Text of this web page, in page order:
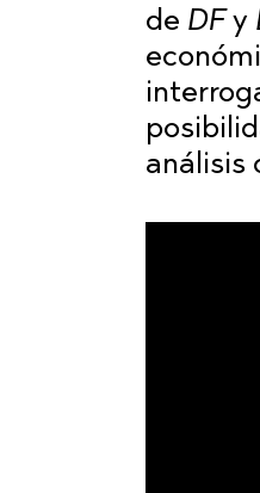
de DF y
análisis